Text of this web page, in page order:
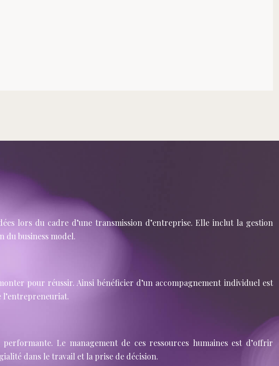
lors du cadre d’une transmission d’entreprise. Elle inclut la gestion
du business model.
pour réussir. Ainsi bénéficier d’un accompagnement individuel est
l’entrepreneuriat.
Le management de ces ressources humaines est d’offrir
dans le travail et la prise de décision.